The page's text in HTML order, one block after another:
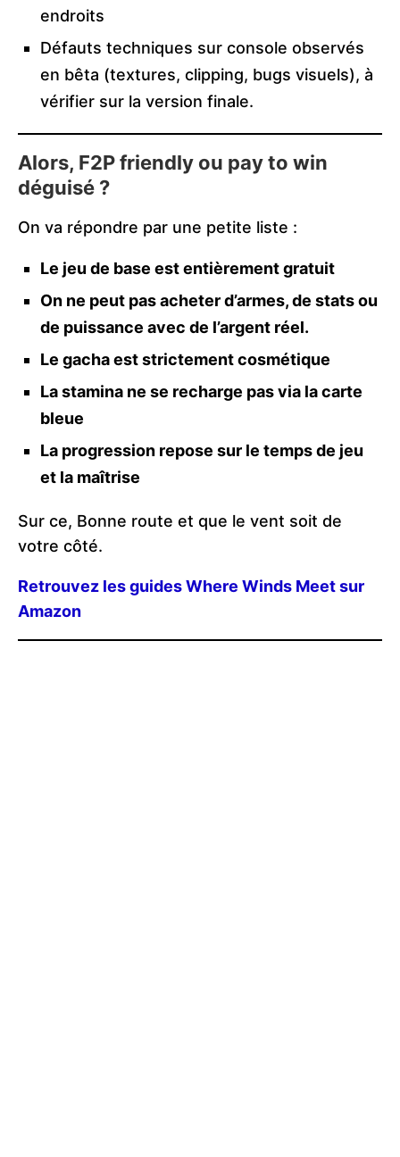
endroits
Défauts techniques sur console observés
en bêta (textures, clipping, bugs visuels), à
vérifier sur la version finale.
Alors, F2P friendly ou pay to win
déguisé ?
On va répondre par une petite liste :
Le jeu de base est entièrement gratuit
On ne peut pas acheter d’armes, de stats ou
de puissance avec de l’argent réel.
Le gacha est strictement cosmétique
La stamina ne se recharge pas via la carte
bleue
La progression repose sur le temps de jeu
et la maîtrise
Sur ce, Bonne route et que le vent soit de
votre côté.
Retrouvez les guides Where Winds Meet sur
Amazon